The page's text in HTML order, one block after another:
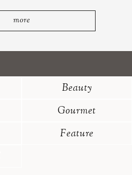
more
Beauty
Gourmet
Feature